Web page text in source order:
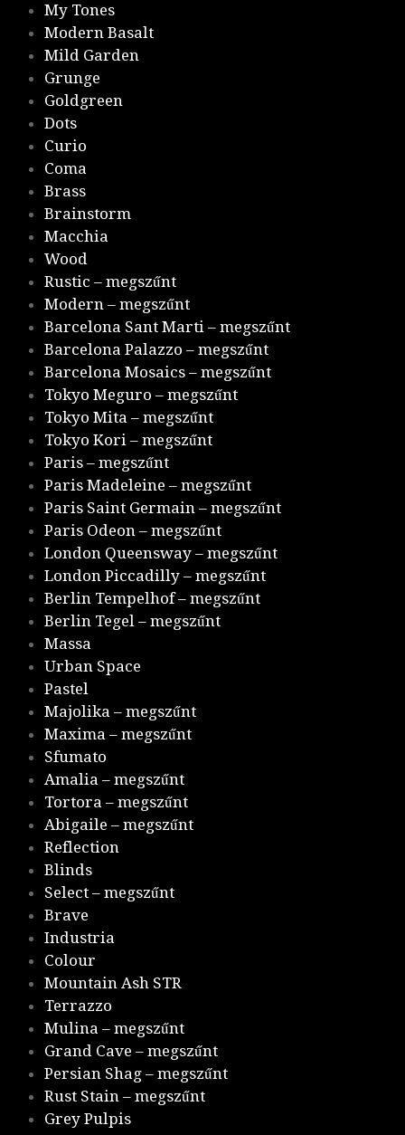
My Tones
Modern Basalt
Mild Garden
Grunge
Goldgreen
Dots
Curio
Coma
Brass
Brainstorm
Macchia
Wood
Rustic – megszűnt
Modern – megszűnt
Barcelona Sant Marti – megszűnt
Barcelona Palazzo – megszűnt
Barcelona Mosaics – megszűnt
Tokyo Meguro – megszűnt
Tokyo Mita – megszűnt
Tokyo Kori – megszűnt
Paris – megszűnt
Paris Madeleine – megszűnt
Paris Saint Germain – megszűnt
Paris Odeon – megszűnt
London Queensway – megszűnt
London Piccadilly – megszűnt
Berlin Tempelhof – megszűnt
Berlin Tegel – megszűnt
Massa
Urban Space
Pastel
Majolika – megszűnt
Maxima – megszűnt
Sfumato
Amalia – megszűnt
Tortora – megszűnt
Abigaile – megszűnt
Reflection
Blinds
Select – megszűnt
Brave
Industria
Colour
Mountain Ash STR
Terrazzo
Mulina – megszűnt
Grand Cave – megszűnt
Persian Shag – megszűnt
Rust Stain – megszűnt
Grey Pulpis